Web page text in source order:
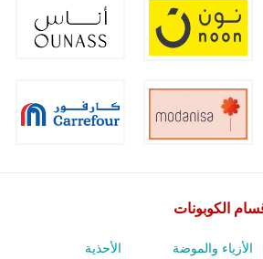
الكوبونات
الأزياء والموضة الأحذية